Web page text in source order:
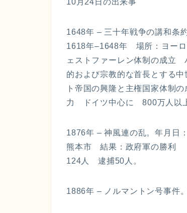
1648年 – 三十年戦争の講和条
1618年–1648年 場所：ヨー
ェストファーレン体制の成立
的および宗教的な首長とする
ト帝国の興隆と主権国家体
力 ドイツ中心に 800万人以上
1876年 – 神風連の乱。年月日
熊本市 結果：政府軍の勝
124人 逮捕50人。
1886年 – ノルマントン号事件